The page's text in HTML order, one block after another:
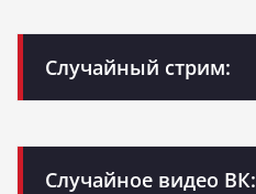
Случайный стрим:
Случайное видео ВК: